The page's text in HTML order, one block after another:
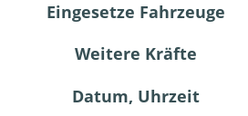
Eingesetze Fahrzeuge
Weitere Kräfte
Datum, Uhrzeit